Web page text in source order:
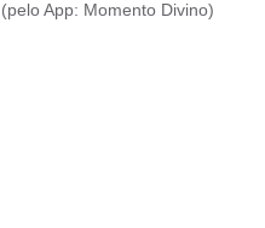
App: Momento Divino)